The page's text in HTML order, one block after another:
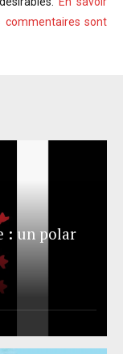
commentaires sont
: un polar